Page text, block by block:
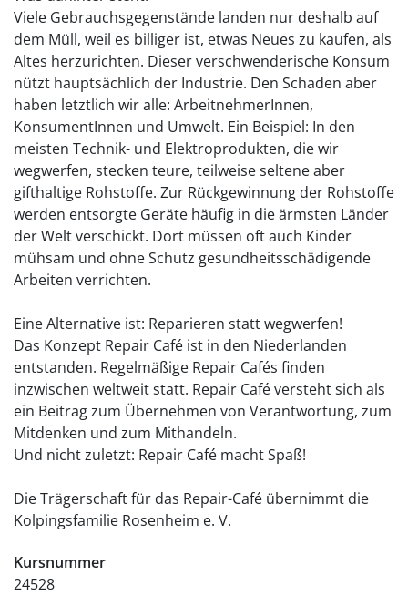
Viele Gebrauchsgegenstände landen nur deshalb auf
dem Müll, weil es billiger ist, etwas Neues zu kaufen, als
Altes herzurichten. Dieser verschwenderische Konsum
nützt hauptsächlich der Industrie. Den Schaden aber
haben letztlich wir alle: ArbeitnehmerInnen,
KonsumentInnen und Umwelt. Ein Beispiel: In den
meisten Technik- und Elektroprodukten, die wir
wegwerfen, stecken teure, teilweise seltene aber
gifthaltige Rohstoffe. Zur Rückgewinnung der Rohstoffe
werden entsorgte Geräte häufig in die ärmsten Länder
der Welt verschickt. Dort müssen oft auch Kinder
mühsam und ohne Schutz gesundheitsschädigende
Arbeiten verrichten.
Eine Alternative ist: Reparieren statt wegwerfen!
Das Konzept Repair Café ist in den Niederlanden
entstanden. Regelmäßige Repair Cafés finden
inzwischen weltweit statt. Repair Café versteht sich als
ein Beitrag zum Übernehmen von Verantwortung, zum
Mitdenken und zum Mithandeln.
Und nicht zuletzt: Repair Café macht Spaß!
Die Trägerschaft für das Repair-Café übernimmt die
Kolpingsfamilie Rosenheim e. V.
Kursnummer
24528